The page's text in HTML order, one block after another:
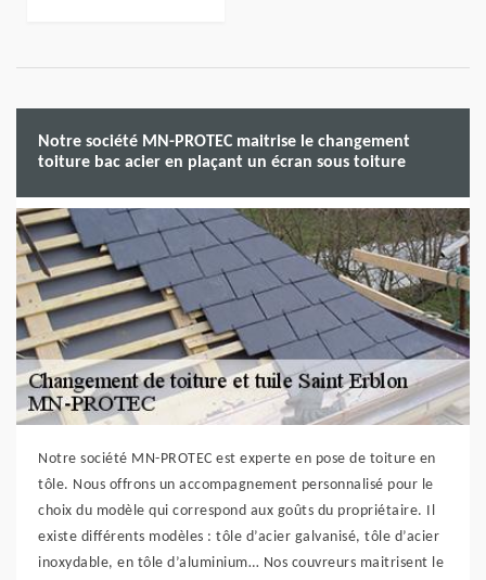
Notre société MN-PROTEC maitrise le changement
toiture bac acier en plaçant un écran sous toiture
Notre société MN-PROTEC est experte en pose de toiture en
tôle. Nous offrons un accompagnement personnalisé pour le
choix du modèle qui correspond aux goûts du propriétaire. Il
existe différents modèles : tôle d’acier galvanisé, tôle d’acier
inoxydable, en tôle d’aluminium… Nos couvreurs maitrisent le